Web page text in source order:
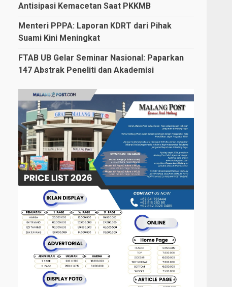
Antisipasi Kemacetan Saat PKKMB
Menteri PPPA: Laporan KDRT dari Pihak
Suami Kini Meningkat
FTAB UB Gelar Seminar Nasional: Paparkan
147 Abstrak Peneliti dan Akademisi